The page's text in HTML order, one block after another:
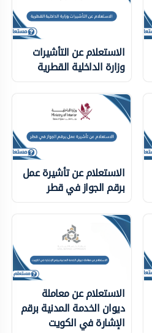
الاستعلام عن التأشيرات
وزارة الداخلية ‏القطرية
الاستعلام عن تأشيرة عمل
برقم الجواز في قطر
الاستعلام عن معاملة
ديوان الخدمة المدنية برقم
الإشارة في الكويت